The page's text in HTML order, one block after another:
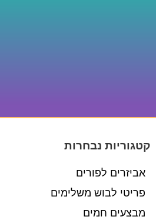
קטגוריות נבחרות
אביזרים לפורים
פריטי לבוש משלימים
מבצעים חמים